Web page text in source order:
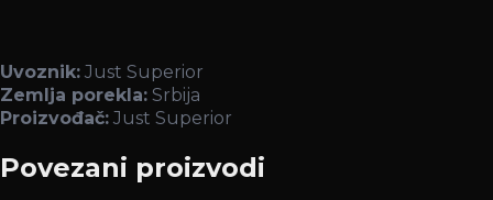
Uvoznik: Just Superior
Zemlja porekla: Srbija
Proizvođač: Just Superior
Povezani proizvodi